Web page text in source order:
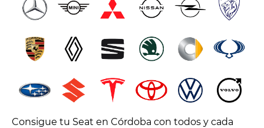
Consigue tu Seat en Córdoba con todos y cada